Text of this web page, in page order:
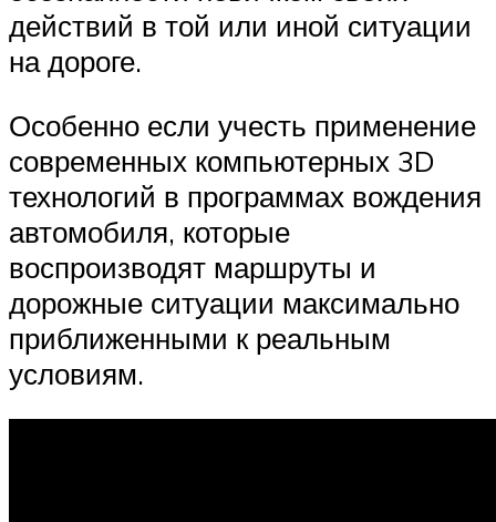
действий в той или иной ситуации
на дороге.
Особенно если учесть применение
современных компьютерных 3D
технологий в программах вождения
автомобиля, которые
воспроизводят маршруты и
дорожные ситуации максимально
приближенными к реальным
условиям.